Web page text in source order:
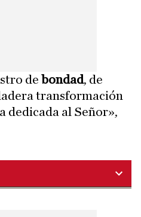
de bondad, de
transformación
dedicada al Señor»,